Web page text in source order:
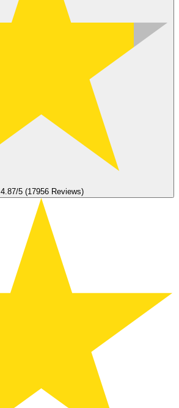
4.87/5 (17956 Reviews)